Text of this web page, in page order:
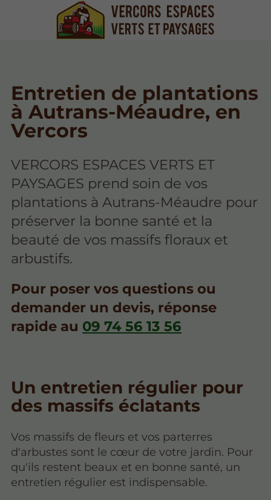
Entretien de plantations
à Autrans-Méaudre, en
Vercors
VERCORS ESPACES VERTS ET
PAYSAGES prend soin de vos
plantations à Autrans-Méaudre pour
préserver la bonne santé et la
beauté de vos massifs floraux et
arbustifs.
Pour poser vos questions ou
demander un devis, réponse
rapide au 09 74 56 13 56
Un entretien régulier pour
des massifs éclatants
Vos massifs de fleurs et vos parterres
d'arbustes sont le cœur de votre jardin. Pour
qu'ils restent beaux et en bonne santé, un
entretien régulier est indispensable.